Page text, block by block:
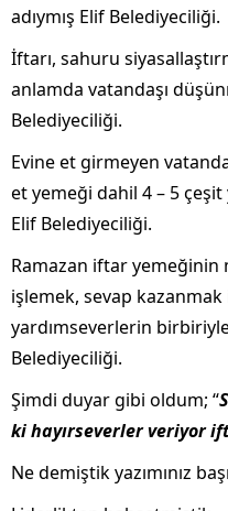
adıymış Elif Belediyeciliği.
İftarı, sahuru
anlamda vatandaşı
Belediyeciliği.
Evine et girmeyen
et yemeği dahil 4 – 5
Elif Belediyeciliği.
Ramazan iftar yemeğinin
işlemek, sevap kazanmak
yardımseverlerin birbiriyle
Belediyeciliği.
Şimdi duyar gibi oldum; “
ki hayırseverler veriyor
Ne demiştik yazımınız